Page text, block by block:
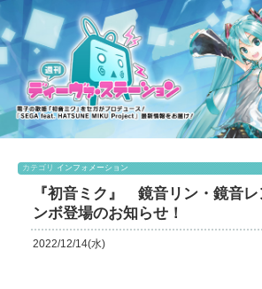
カテゴリ インフォメーション
『初音ミク』 鏡音リン・鏡音レ
ンボ登場のお知らせ！
2022/12/14(水)